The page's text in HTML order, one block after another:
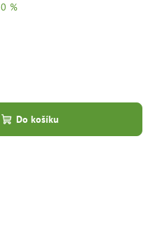
%
Do košíku